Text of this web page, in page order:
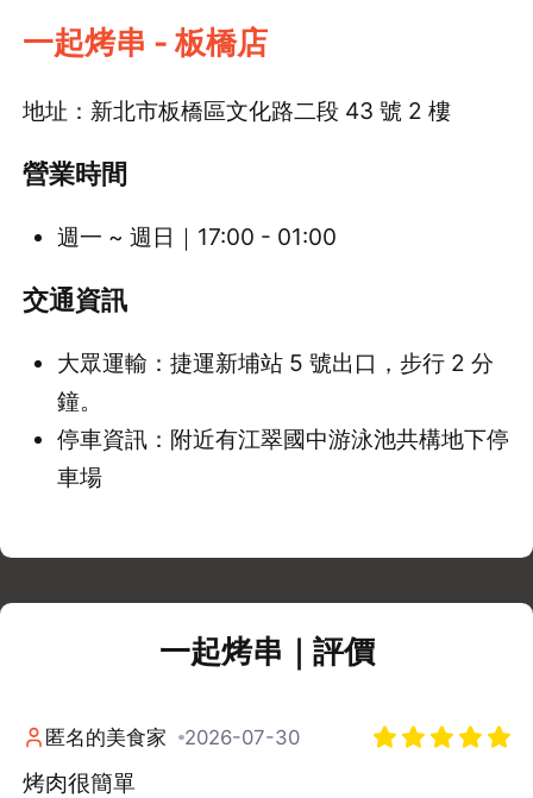
一起烤串 - 板橋店
地址：新北市板橋區文化路二段 43 號 2 樓
營業時間
週一 ~ 週日｜17:00 - 01:00
交通資訊
大眾運輸：捷運新埔站 5 號出口，步行 2 分
鐘。
停車資訊：附近有江翠國中游泳池共構地下停
車場
一起烤串｜評價
匿名的美食家 2026-07-30
烤肉很簡單
確定要登出嗎？
先不要